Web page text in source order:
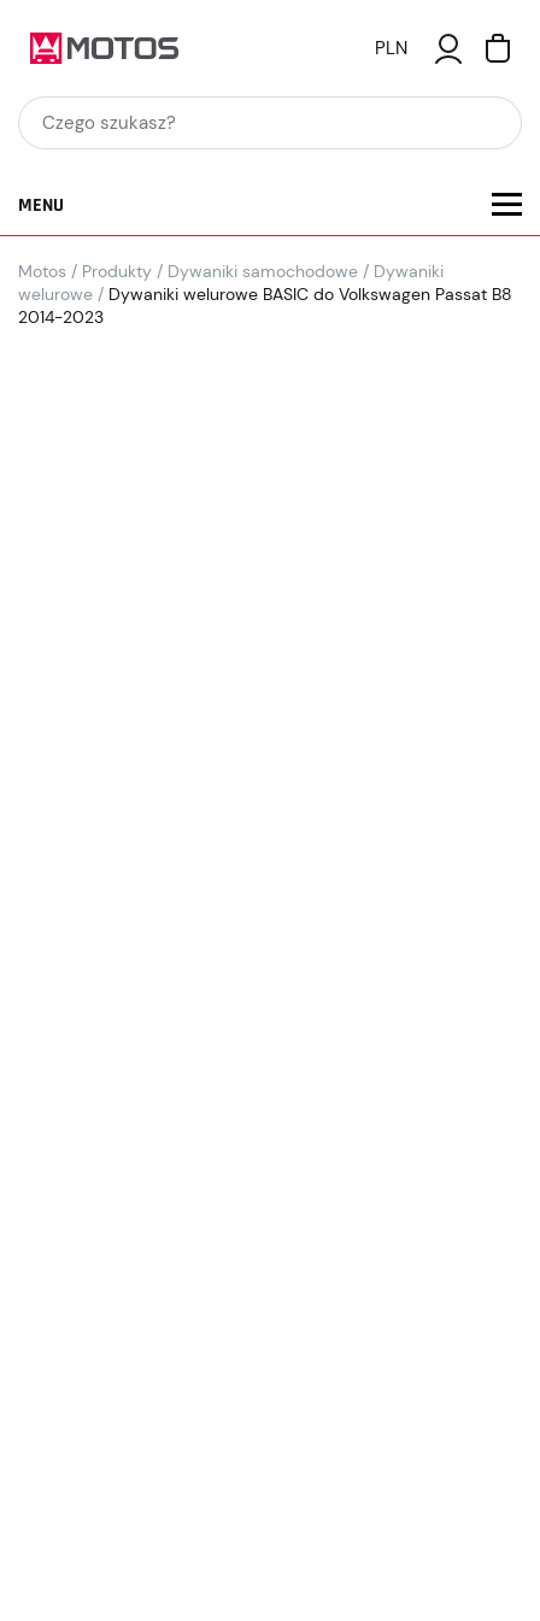
PLN
MENU
Motos / Produkty / Dywaniki samochodowe / Dywaniki
welurowe / Dywaniki welurowe BASIC do Volkswagen Passat B8
2014-2023